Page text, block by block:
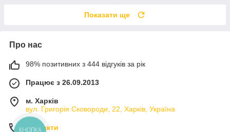
Показати ще
Про нас
98% позитивних з 444 відгуків за рік
Працює з 26.09.2013
м. Харків
вул. Григорія Сковороди, 22, Харків, Україна
Контакти
КНОПКА